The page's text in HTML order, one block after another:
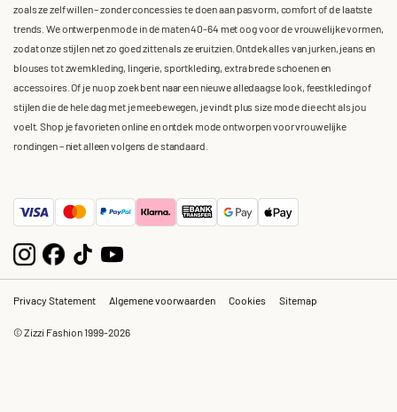
zoals ze zelf willen – zonder concessies te doen aan pasvorm, comfort of de laatste
trends. We ontwerpen mode in de maten 40-64 met oog voor de vrouwelijke vormen,
zodat onze stijlen net zo goed zitten als ze eruitzien. Ontdek alles van jurken, jeans en
blouses tot zwemkleding, lingerie, sportkleding, extra brede schoenen en
accessoires. Of je nu op zoek bent naar een nieuwe alledaagse look, feestkleding of
stijlen die de hele dag met je meebewegen, je vindt plus size mode die echt als jou
voelt. Shop je favorieten online en ontdek mode ontworpen voor vrouwelijke
rondingen – niet alleen volgens de standaard.
Privacy Statement Algemene voorwaarden Cookies Sitemap
© Zizzi Fashion 1999-2026